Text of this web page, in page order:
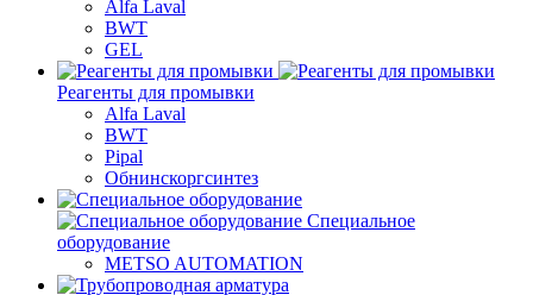
Alfa Laval
BWT
GEL
Реагенты для промывки
Alfa Laval
BWT
Pipal
Обнинскоргсинтез
Специальное
оборудование
METSO AUTOMATION